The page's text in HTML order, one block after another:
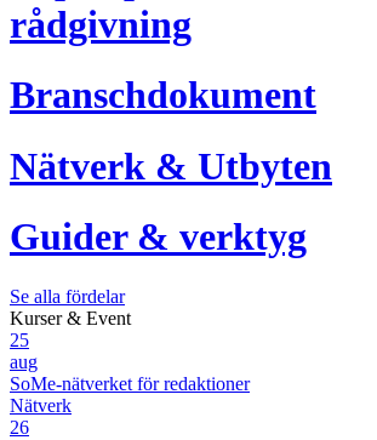
rådgivning
Branschdokument
Nätverk & Utbyten
Guider & verktyg
Se alla fördelar
Kurser & Event
25
aug
SoMe-nätverket för redaktioner
Nätverk
26